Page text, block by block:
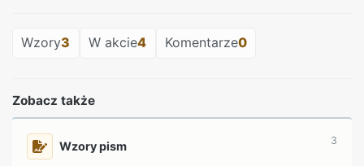
Wzory3 W akcie4 Komentarze0
Zobacz także
Wzory pism 3